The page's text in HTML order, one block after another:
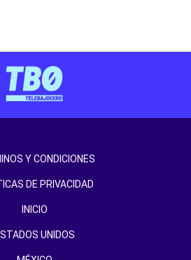
Y CONDICIONES
DE PRIVACIDAD
INICIO
UNIDOS